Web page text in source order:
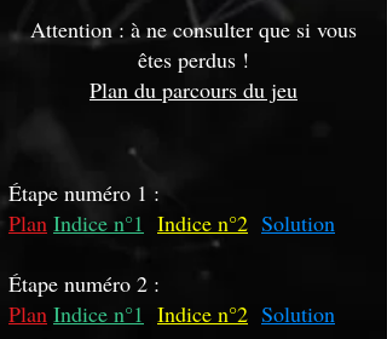
Attention : à ne consulter que si vous
êtes perdus !
Plan du parcours du jeu
Étape numéro 1 :
Plan Indice n°1 Indice n°2 Solution
Étape numéro 2 :
Plan Indice n°1 Indice n°2 Solution